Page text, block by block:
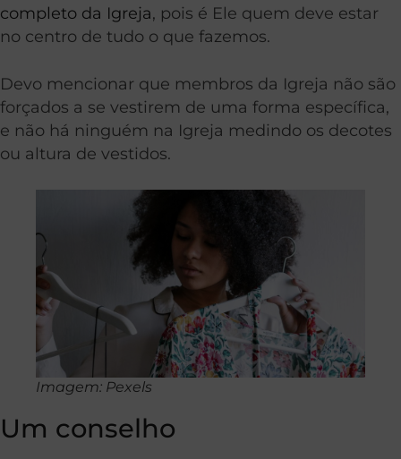
completo da Igreja, pois é Ele quem deve estar
no centro de tudo o que fazemos.
Devo mencionar que membros da Igreja não são
forçados a se vestirem de uma forma específica,
e não há ninguém na Igreja medindo os decotes
ou altura de vestidos.
Imagem: Pexels
Um conselho